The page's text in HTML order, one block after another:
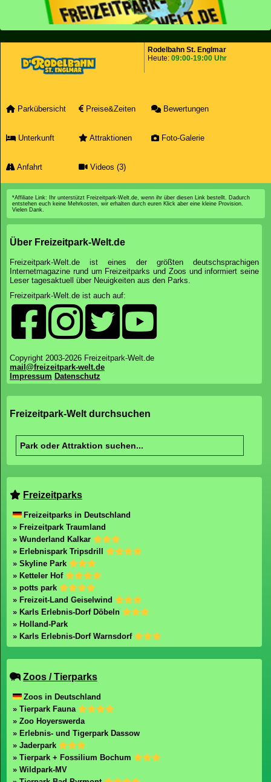
Rodelbahn St. Englmar
Heute: 09:00-19:00 Uhr
Parkübersicht Preise&Zeiten Bewertungen
Unterkunft Attraktionen Foto-Galerie
Anfahrt Videos (3)
*Affiliate Link: Ihr unterstützt Freizeitpark-Welt.de, wenn ihr über diesen Link bestellt. Dadurch
entstehen euch keine Mehrkosten, wir erhalten durch euren Klick aber eine kleine Provision.
Vielen Dank.
Über Freizeitpark-Welt.de
Freizeitpark-Welt.de ist eines der größten deutschsprachigen
Internetmagazine rund um Freizeitparks und Zoos und informiert seine
Leser tagesaktuell über Neuigkeiten aus den Parks.
Freizeitpark-Welt.de ist auch auf:
Copyright 2003-2026 Freizeitpark-Welt.de
mail@freizeitpark-welt.de
Impressum Datenschutz
Freizeitpark-Welt durchsuchen
Freizeitparks
Freizeitparks in Deutschland
» Freizeitpark Traumland
» Wunderland Kalkar
» Erlebnispark Tripsdrill
» Skyline Park
» Ketteler Hof
» potts park
» Freizeit-Land Geiselwind
» Karls Erlebnis-Dorf Döbeln
» Holland-Park
» Karls Erlebnis-Dorf Warnsdorf
Zoos / Tierparks
Zoos in Deutschland
» Tierpark Fauna
» Zoo Hoyerswerda
» Erlebnis- und Tigerpark Dassow
» Jaderpark
» Tierpark + Fossilium Bochum
» Wildpark-MV